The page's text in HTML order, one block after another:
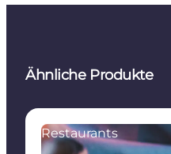
Ähnliche Produkte
Restaurants